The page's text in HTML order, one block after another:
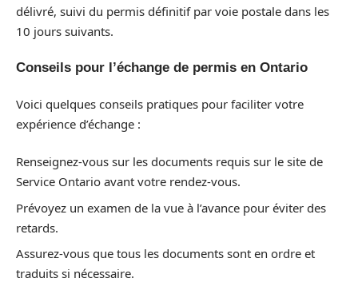
délivré, suivi du permis définitif par voie postale dans les
10 jours suivants.
Conseils pour l’échange de permis en Ontario
Voici quelques conseils pratiques pour faciliter votre
expérience d’échange :
Renseignez-vous sur les documents requis sur le site de
Service Ontario avant votre rendez-vous.
Prévoyez un examen de la vue à l’avance pour éviter des
retards.
Assurez-vous que tous les documents sont en ordre et
traduits si nécessaire.